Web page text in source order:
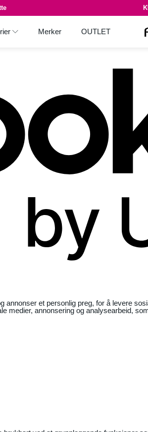
annonser et personlig preg, for å levere
medier, annonsering og analysearbeid,
Merker OUTLET